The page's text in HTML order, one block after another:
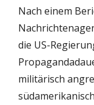
Politik
Wissenschaft
Nach einem
die US-
militärisch